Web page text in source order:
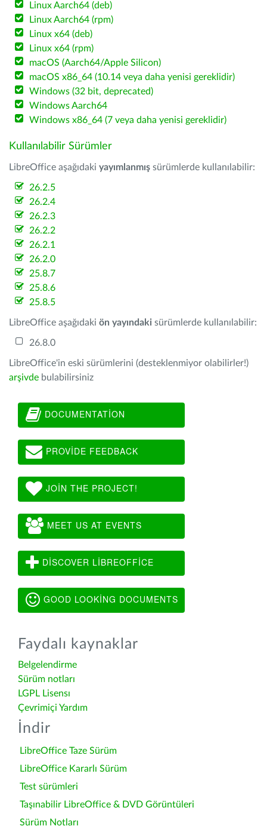
Linux Aarch64 (deb)
Linux Aarch64 (rpm)
Linux x64 (deb)
Linux x64 (rpm)
macOS (Aarch64/Apple Silicon)
macOS x86_64 (10.14 veya daha yenisi gereklidir)
Windows (32 bit, deprecated)
Windows Aarch64
Windows x86_64 (7 veya daha yenisi gereklidir)
Kullanılabilir Sürümler
LibreOffice aşağıdaki yayımlanmış sürümlerde kullanılabilir:
26.2.5
26.2.4
26.2.3
26.2.2
26.2.1
26.2.0
25.8.7
25.8.6
25.8.5
LibreOffice aşağıdaki ön yayındaki sürümlerde kullanılabilir:
26.8.0
LibreOffice'in eski sürümlerini (desteklenmiyor olabilirler!)
arşivde bulabilirsiniz
DOCUMENTATION
PROVIDE FEEDBACK
JOIN THE PROJECT!
MEET US AT EVENTS
DISCOVER LIBREOFFICE
GOOD LOOKING DOCUMENTS
Faydalı kaynaklar
Belgelendirme
Sürüm notları
LGPL Lisensı
Çevrimiçi Yardım
İndir
LibreOffice Taze Sürüm
LibreOffice Kararlı Sürüm
Test sürümleri
Taşınabilir LibreOffice & DVD Görüntüleri
Sürüm Notları